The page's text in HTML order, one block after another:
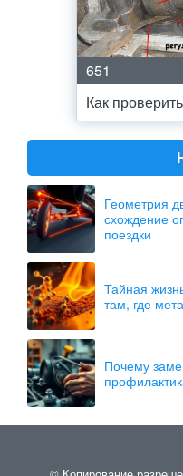
651
Как
Геометрия
схождение
поездки
Тайная
там, где
Почему